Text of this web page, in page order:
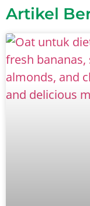
Artikel